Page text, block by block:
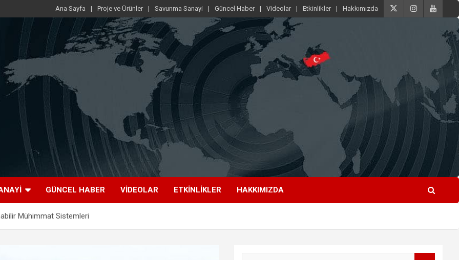
Ana Sayfa Proje ve Ürünler Savunma Sanayi Güncel Haber Videolar Etkinlikler Hakkımızda
GÜNCEL HABER VIDEOLAR ETKINLIKLER HAKKIMIZDA
Mühimmat Sistemleri